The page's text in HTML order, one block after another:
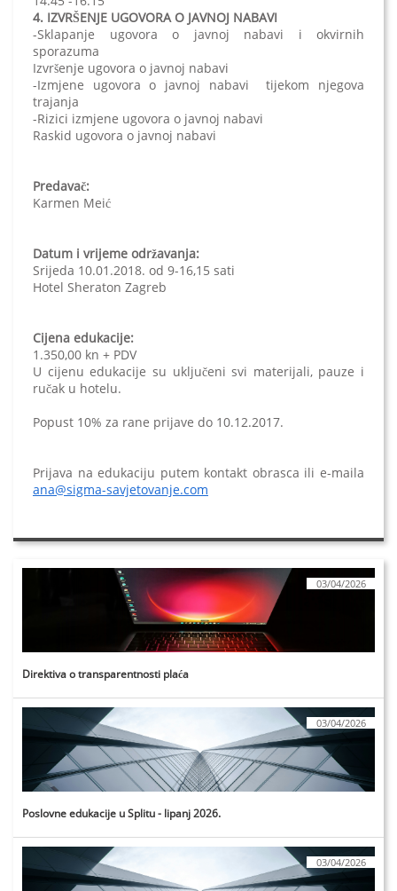
4. IZVRŠENJE UGOVORA O JAVNOJ NABAVI
-Sklapanje ugovora o javnoj nabavi i okvirnih
sporazuma
Izvršenje ugovora o javnoj nabavi
-Izmjene ugovora o javnoj nabavi tijekom njegova
trajanja
-Rizici izmjene ugovora o javnoj nabavi
Raskid ugovora o javnoj nabavi
Predavač:
Karmen Meić
Datum i vrijeme održavanja:
Srijeda 10.01.2018. od 9-16,15 sati
Hotel Sheraton Zagreb
Cijena edukacije:
1.350,00 kn + PDV
U cijenu edukacije su uključeni svi materijali, pauze i
ručak u hotelu.
Popust 10% za rane prijave do 10.12.2017.
Prijava na edukaciju putem kontakt obrasca ili e-maila
ana@sigma-savjetovanje.com
Direktiva o transparentnosti plaća
03/04/2026
Poslovne edukacije u Splitu - lipanj 2026.
03/04/2026
03/04/2026